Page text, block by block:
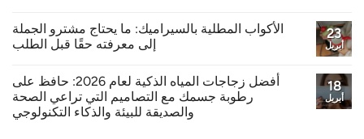
23
أبريل
الأكواب المطلية بالسيراميك: ما يحتاج مشترو الجملة
إلى معرفته حقًا قبل الطلب
18
أبريل
أفضل زجاجات المياه الذكية لعام 2026: حافظ على
رطوبة جسمك مع التصاميم التي تراعي الصحة
والصديقة للبيئة والذكاء التكنولوجي